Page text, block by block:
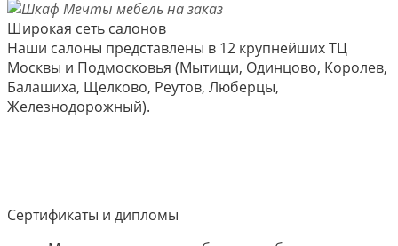
Широкая сеть салонов
Наши салоны представлены в 12 крупнейших ТЦ
Москвы и Подмосковья (Мытищи, Одинцово, Королев,
Балашиха, Щелково, Реутов, Люберцы,
Железнодорожный).
Сертификаты и дипломы